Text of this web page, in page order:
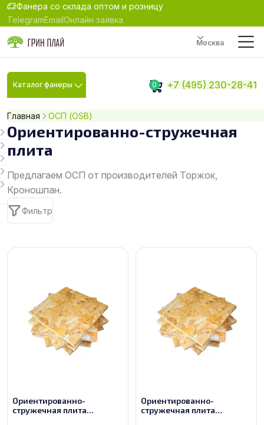
Фанера со склада оптом и розницу
TelegramEmailОнлайн заявка
Москва
Каталог фанеры 0 +7 (495) 230-28-41
Главная ОСП (OSB)
Ориентированно-стружечная
плита
Предлагаем ОСП от производителей Торжок,
Кроношпан.
Фильтр
Ориентированно-
стружечная плита
Ориентированно-
стружечная плита